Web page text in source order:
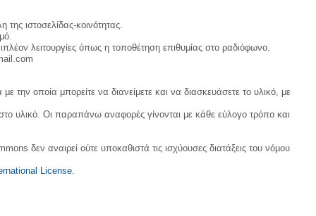
ιστοσελίδας-κοινότητας.
λειτουργίες όπως η τοποθέτηση επιθυμίας στο ραδιόφωνο.
οποία μπορείτε να διανείμετε και να διασκευάσετε το υλικό, με
υλικό. Οι παραπάνω αναφορές γίνονται με κάθε εύλογο τρόπο και
δεν αναιρεί ούτε υποκαθιστά τις ισχύουσες διατάξεις του νόμου
License.